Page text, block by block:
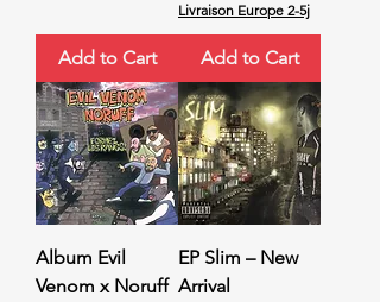
Add to Cart
Livraison Europe 2-5j
Add to Cart
Album Evil
Venom x Noruff
EP Slim – New
Arrival